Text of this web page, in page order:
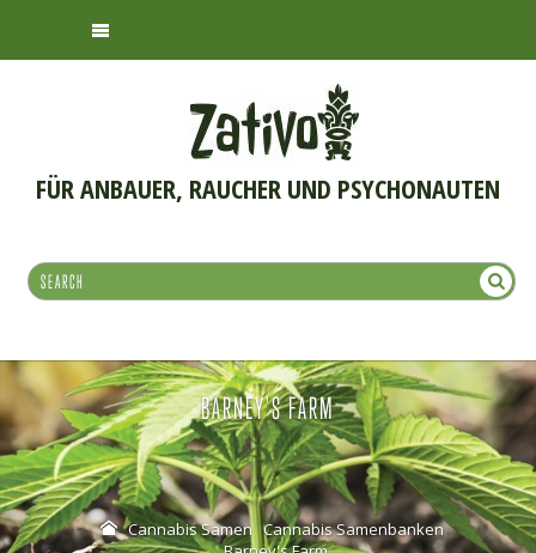
FÜR ANBAUER, RAUCHER UND PSYCHONAUTEN
BARNEY'S FARM
Cannabis Samen Cannabis Samenbanken